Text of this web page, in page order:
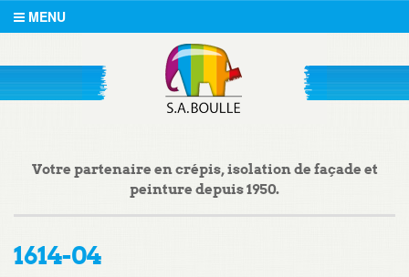
MENU
Votre partenaire en crépis, isolation de façade et
peinture depuis 1950.
1614-04